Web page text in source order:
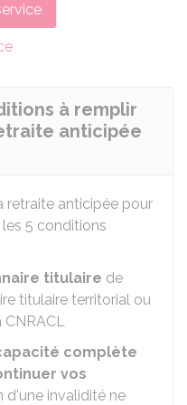
à remplir
anticipée
retraite anticipée pour
5 conditions
titulaire de
titulaire territorial ou
CNRACL
complète
vos
d'une invalidité ne